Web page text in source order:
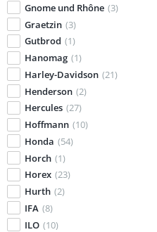
Gnome und Rhône (3)
Graetzin (3)
Gutbrod (1)
Hanomag (1)
Harley-Davidson (21)
Henderson (2)
Hercules (27)
Hoffmann (10)
Honda (54)
Horch (1)
Horex (23)
Hurth (2)
IFA (8)
ILO (10)